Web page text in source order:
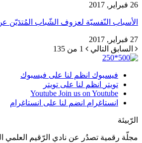
26 فبراير, 2017
الأسباب النّفسيّة لعزوف الشّباب
27 فبراير, 2017
السابق التالي 1 من 135
فيسبوك انظم لنا على فيسبوك
تويتر
انظم لنا على تويتر
Youtube Join us on Youtube
انستاغرام انضم لنا على انستاغرام
الرّبيئة
مجلّة رقمية تصدُر عن نادي الرّقيم العلمي